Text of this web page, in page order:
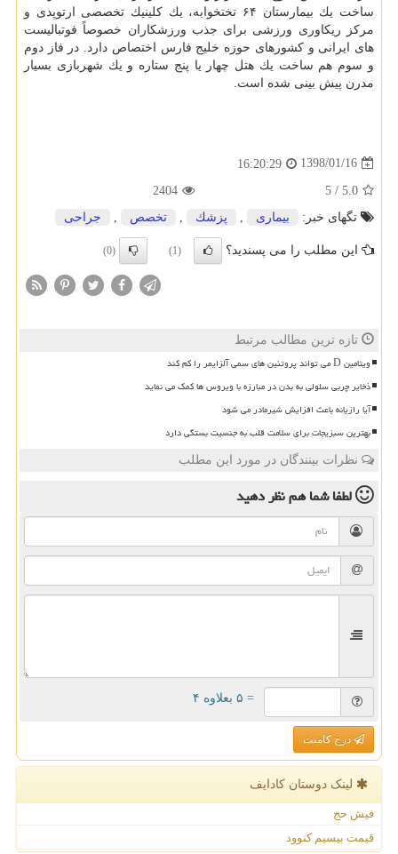
ساخت یك بیمارستان ۶۴ تختخوابه، یك كلینیك تخصصی ارتوپدی و
مركز ریكاوری ورزشی برای جذب ورزشكاران خصوصاً فوتبالیست
های ایرانی و كشورهای حوزه خلیج فارس اختصاص دارد. در فاز دوم
و سوم هم ساخت یك هتل چهار یا پنج ستاره و یك شهربازی بسیار
مدرن پیش بینی شده است.
1398/01/16
16:20:29
5.0
/
5
2404
تگهای خبر:
بیماری پزشك تخصص جراحی
این مطلب را می پسندید؟ (1)
(0)
تازه ترین مطالب مرتبط
ویتامین D می تواند پروتئین های سمی آلزایمر را کم کند
ذخایر چربی سلولی به بدن در مبارزه با ویروس ها کمک می نماید
آیا رازیانه باعث افزایش شیرمادر می شود
بهترین سبزیجات برای سلامت قلب به جنسیت بستگی دارد
نظرات بینندگان در مورد این مطلب
لطفا شما همنظر دهید
= ۵ بعلاوه ۴
درج کامنت
لینک دوستان كادایف
فیش حج
قیمت بیسیم کنوود